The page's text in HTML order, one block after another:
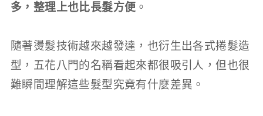
多，整理上也比長髮方便 。
隨著燙髮技術越來越發達，也衍生出各式捲髮造
型，五花八門的名稱看起來都很吸引人，但也很
難瞬間理解這些髮型究竟有什麼差異。